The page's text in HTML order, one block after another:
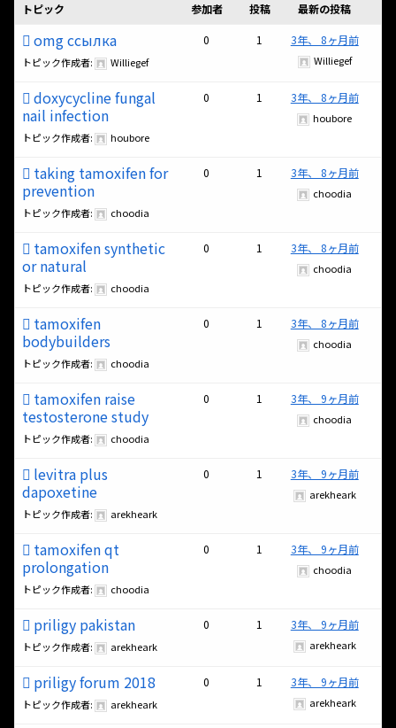
トピック 参加者 投稿 最新の投稿
omg ссылка
トピック作成者: Williegef
0 1 3年、 8ヶ月前
Williegef
doxycycline fungal
nail infection
トピック作成者: houbore
0 1 3年、 8ヶ月前
houbore
taking tamoxifen for
prevention
トピック作成者: choodia
0 1 3年、 8ヶ月前
choodia
tamoxifen synthetic
or natural
トピック作成者: choodia
0 1 3年、 8ヶ月前
choodia
tamoxifen
bodybuilders
トピック作成者: choodia
0 1 3年、 8ヶ月前
choodia
tamoxifen raise
testosterone study
トピック作成者: choodia
0 1 3年、 9ヶ月前
choodia
levitra plus
dapoxetine
トピック作成者: arekheark
0 1 3年、 9ヶ月前
arekheark
tamoxifen qt
prolongation
トピック作成者: choodia
0 1 3年、 9ヶ月前
choodia
priligy pakistan
トピック作成者: arekheark
0 1 3年、 9ヶ月前
arekheark
priligy forum 2018
トピック作成者: arekheark
0 1 3年、 9ヶ月前
arekheark